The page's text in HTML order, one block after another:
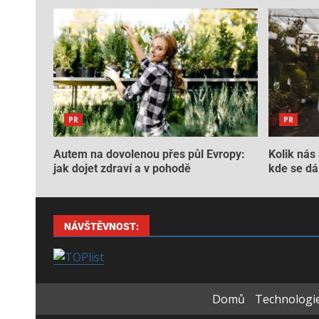
PR
Autem na dovolenou přes půl Evropy:
jak dojet zdraví a v pohodě
PR
Kolik nás
kde se
NÁVŠTĚVNOST:
Domů